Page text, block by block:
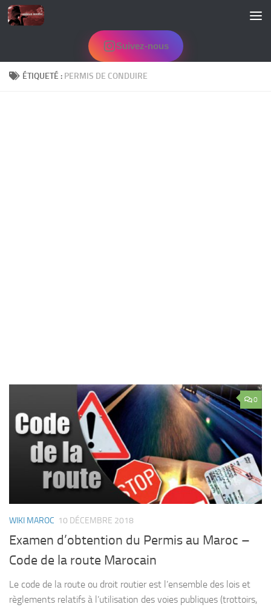
Skip to content
Suivez-nous
ÉTIQUETÉ : PERMIS DE CONDUIRE
0
WIKI MAROC 10 DÉCEMBRE 2018
Examen d’obtention du Permis au Maroc –
Code de la route Marocain
Le code de la route ou droit routier est l’ensemble des lois et
règlements relatifs à l’utilisation des voies publiques (trottoirs,